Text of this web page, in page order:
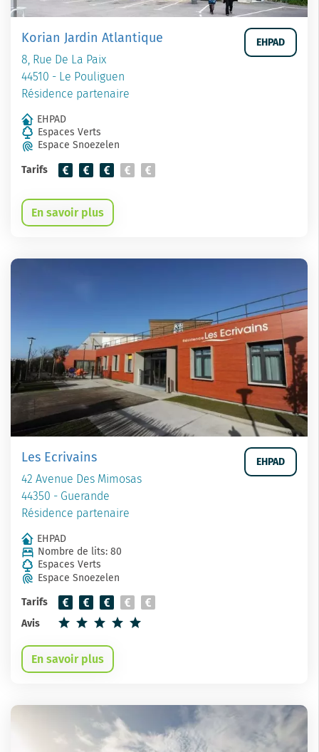
Korian Jardin Atlantique
8, Rue De La Paix
44510 - Le Pouliguen
Résidence partenaire
EHPAD
EHPAD
Espaces Verts
Espace Snoezelen
Tarifs
En savoir plus
Les Ecrivains
42 Avenue Des Mimosas
44350 - Guerande
Résidence partenaire
EHPAD
EHPAD
Nombre de lits: 80
Espaces Verts
Espace Snoezelen
Tarifs
Avis
En savoir plus